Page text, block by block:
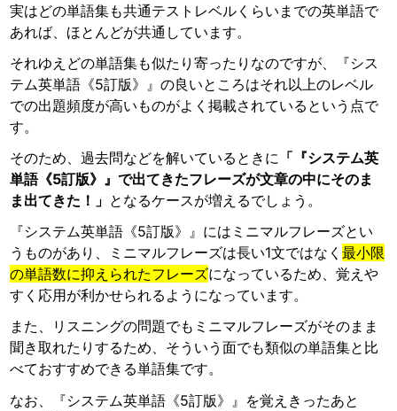
実はどの単語集も共通テストレベルくらいまでの英単語で
あれば、ほとんどが共通しています。
それゆえどの単語集も似たり寄ったりなのですが、『シス
テム英単語《5訂版》』の良いところはそれ以上のレベル
での出題頻度が高いものがよく掲載されているという点で
す。
そのため、過去問などを解いているときに 「『システム英
単語《5訂版》』で出てきたフレーズが文章の中にそのま
ま出てきた！」 となるケースが増えるでしょう。
『システム英単語《5訂版》』にはミニマルフレーズとい
うものがあり、ミニマルフレーズは長い1文ではなく最小限
の単語数に抑えられたフレーズになっているため、覚えや
すく応用が利かせられるようになっています。
また、リスニングの問題でもミニマルフレーズがそのまま
聞き取れたりするため、そういう面でも類似の単語集と比
べておすすめできる単語集です。
なお、『システム英単語《5訂版》』を覚えきったあと